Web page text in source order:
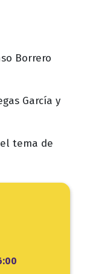
Borrero
García y
tema de